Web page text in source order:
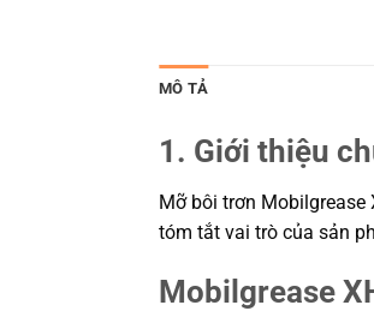
MÔ TẢ
1. Giới thiệu
Mỡ bôi trơn
tóm tắt vai trò của sản
Mobilgrease